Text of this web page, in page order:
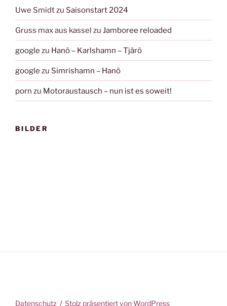
Uwe Smidtzu Saisonstart 2024
Gruss max aus kassel zu Jamboree reloaded
google zu Hanö – Karlshamn – Tjärö
google zu Simrishamn – Hanö
porn zu Motoraustausch – nun ist es soweit!
BILDER
Datenschutz Stolz präsentiert von WordPress